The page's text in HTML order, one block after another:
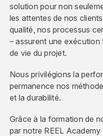
solution pour non
les attentes de nos
qualité, nos processus
– assurent une
de vie du projet.
Nous privilégions la
permanence nos
et la durabilité.
Grâce à la formation de
par notre REEL